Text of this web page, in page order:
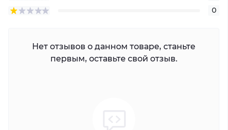
0
Нет отзывов о данном товаре, станьте
первым, оставьте свой отзыв.